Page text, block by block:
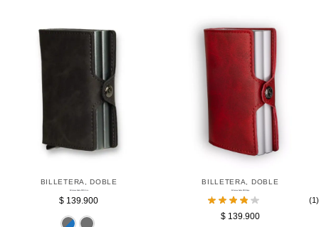
BILLETERA ,DOBLE
$ 139.900
BILLETERA DOBLE
(1)
$139.900